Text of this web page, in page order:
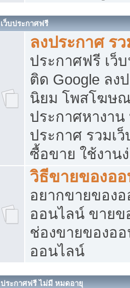
เว็บประกาศฟรี
ลงประกาศ ร
ประกาศฟรี เว็
ติด Google ลง
นิยม โพสโฆษ
ประกาศหางาน
ประกาศ รวมเ
ซื้อขาย ใช้งาน
วิธีขายของอ
อยากขายของ
ออนไลน์ ขายข
ช่องขายของอ
ออนไลน์
ประกาศฟรี ไม่มี หมดอายุ